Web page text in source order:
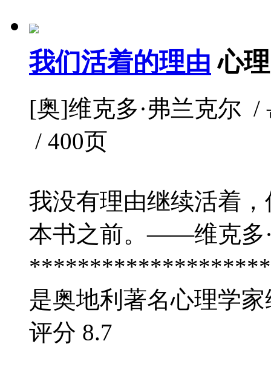
我们活着的理由 心
[奥]维克多·弗兰克尔 /
/ 400页
我没有理由继续活着
本书之前。——维克多
是奥地利著名心理学
评分 8.7